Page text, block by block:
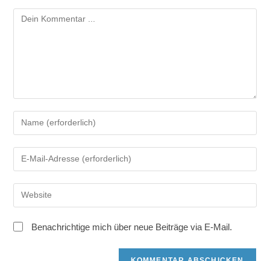
Kommentar
oder
Benutzernamen
zum
Kommentieren
Mail-
Adresse
zum
URL
Benachrichtige mich über neue Beiträge via E-Mail.